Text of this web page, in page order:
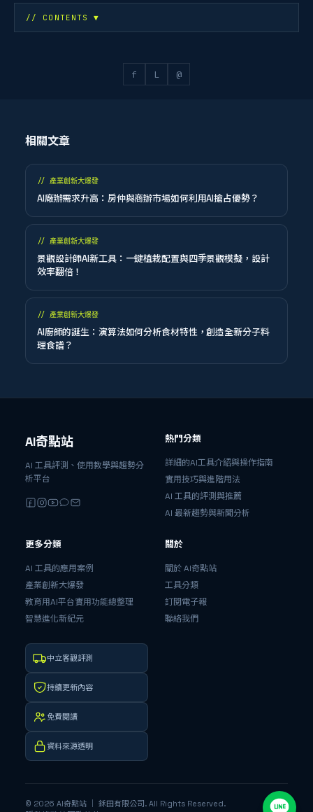
// CONTENTS▼
f L @
相關文章
// 產業創新大爆發
AI廠辦需求升高：房仲與商辦市場如何利用AI搶占優勢？
// 產業創新大爆發
景觀設計師AI新工具：一鍵植栽配置與四季景觀模擬，設計
效率翻倍！
// 產業創新大爆發
AI廚師的誕生：演算法如何分析食材特性，創造全新分子料
理食譜？
AI奇點站
AI 工具評測、使用教學與趨勢分
析平台
熱門分類
詳細的AI工具介紹與操作指南
實用技巧與進階用法
AI 工具的評測與推薦
AI 最新趨勢與新聞分析
更多分類
AI 工具的應用案例
產業創新大爆發
教育用AI平台實用功能總整理
智慧進化新紀元
關於
關於 AI奇點站
工具分類
訂閱電子報
聯絡我們
中立客觀評測
持續更新內容
免費閱讀
資料來源透明
© 2026 AI奇點站 ｜ 鉌田有限公司 . All Rights Reserved.